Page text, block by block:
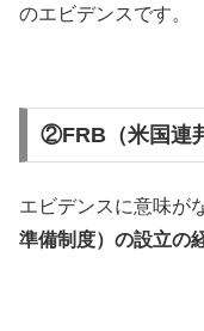
のエビデンスです。
②FRB（米国連
エビデンスに意味が
準備制度）の設立の